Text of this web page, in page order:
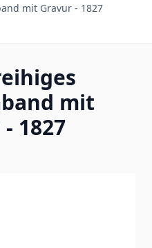
mit Gravur - 1827
mit
1827